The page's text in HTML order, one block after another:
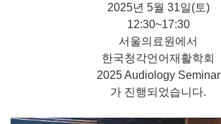
2025년 5월 31일(토)
12:30~17:30
서울의료원에서
한국청각언어재활학회
2025 Audiology Seminar
가 진행되었습니다.